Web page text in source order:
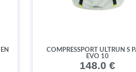
COMPRESSPORT ULTRUN S
EVO 10
148.0 €